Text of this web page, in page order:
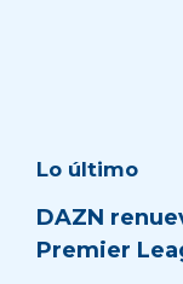
Lo último
DAZN
Premier